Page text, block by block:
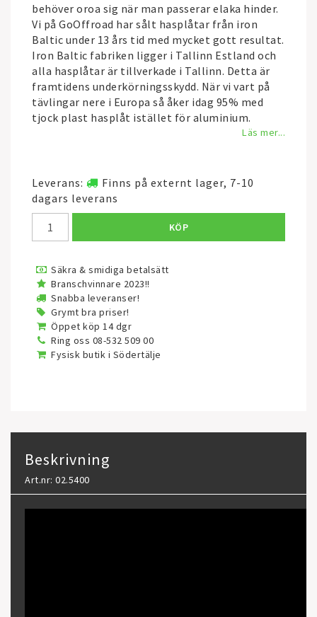
behöver oroa sig när man passerar elaka hinder.
Vi på GoOffroad har sålt hasplåtar från iron
Baltic under 13 års tid med mycket gott resultat.
Iron Baltic fabriken ligger i Tallinn Estland och
alla hasplåtar är tillverkade i Tallinn. Detta är
framtidens underkörningsskydd. När vi vart på
tävlingar nere i Europa så åker idag 95% med
tjock plast hasplåt istället för aluminium.
Läs mer...
Leverans:
Finns på externt lager, 7-10
dagars leverans
KÖP
Säkra & smidiga betalsätt
Branschvinnare 2023!!
Snabba leveranser!
Grymt bra priser!
Öppet köp 14 dgr
Ring oss 08-532 509 00
Fysisk butik i Södertälje
Beskrivning
Art.nr: 02.5400